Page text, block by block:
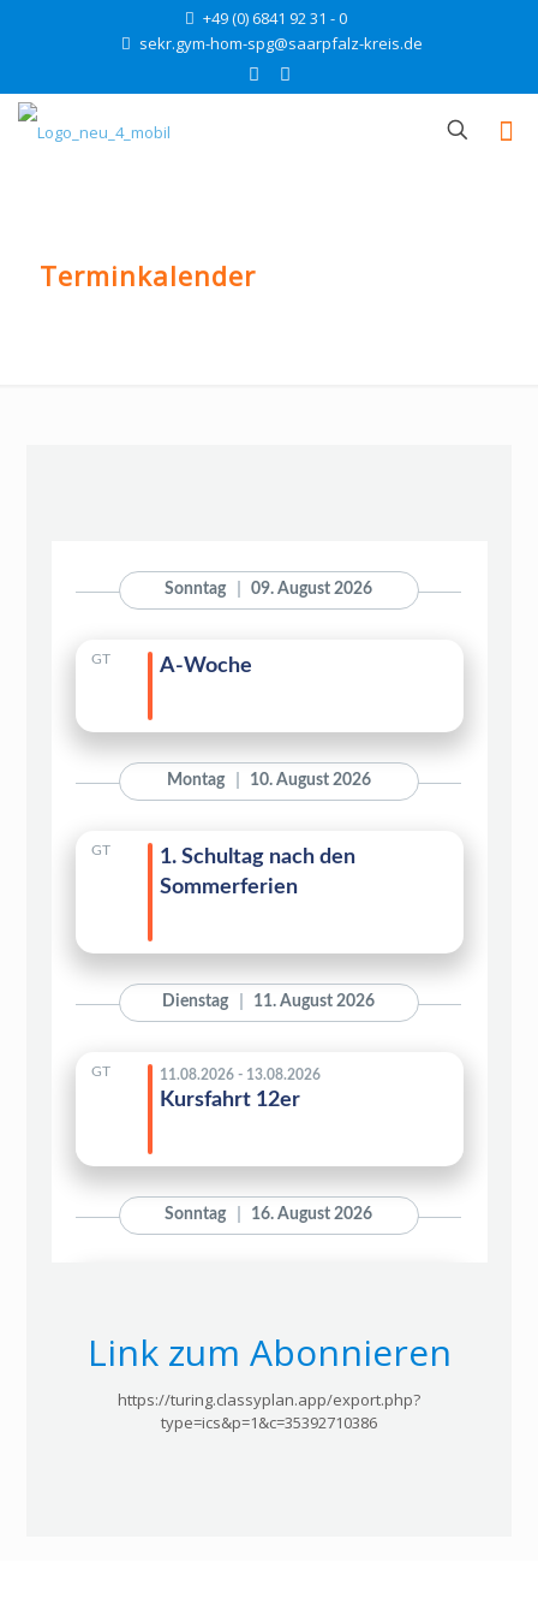
+49 (0) 6841 92 31 - 0
sekr.gym-hom-spg@saarpfalz-kreis.de
Terminkalender
Link zum Abonnieren
https://turing.classyplan.app/export.php?
type=ics&p=1&c=35392710386